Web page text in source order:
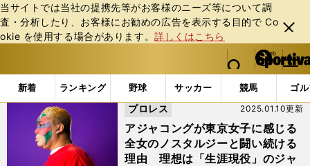
当サイトでは当社の提携先等がお客様のニーズ等について調
査・分析したり、お客様にお勧めの広告を表⽰する⽬的で Co
okie を使⽤する場合があります。詳しくはこちら
閉じ
る
web Sportiva (webスポルティーバ)
検索
マイペ
ー
ジ
メニュ
新着 ランキング 野球 サッカー 競馬 ゴ
b
ス
「#極悪女王」の最新ニュース・ 情報
アジャコングが東京女子に感じる
全女のノスタルジーと闘い続ける
理由 理想は「生涯現役」のジャ
2025.01.10更新
プロレス